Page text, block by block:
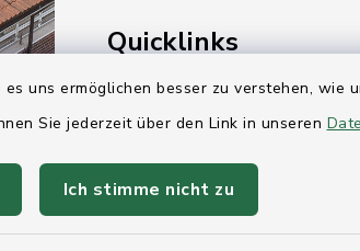
uns ermöglichen besser zu verstehen,
Sie jederzeit über den Link in unseren
Ich stimme nicht zu
Quicklinks
Ihre Behördennummer 115
Holstein
Kreis Rendsburg-Eckernförde